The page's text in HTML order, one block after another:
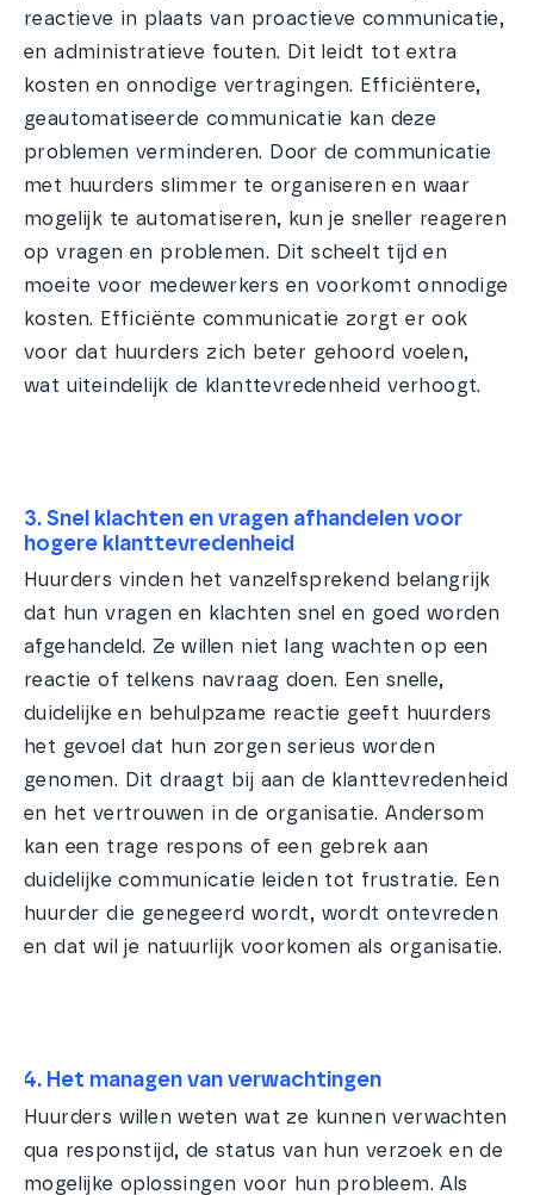
reactieve in plaats van proactieve communicatie,
en administratieve fouten. Dit leidt tot extra
kosten en onnodige vertragingen. Efficiëntere,
geautomatiseerde communicatie kan deze
problemen verminderen. Door de communicatie
met huurders slimmer te organiseren en waar
mogelijk te automatiseren, kun je sneller reageren
op vragen en problemen. Dit scheelt tijd en
moeite voor medewerkers en voorkomt onnodige
kosten. Efficiënte communicatie zorgt er ook
voor dat huurders zich beter gehoord voelen,
wat uiteindelijk de klanttevredenheid verhoogt.
3. Snel klachten en vragen afhandelen voor
hogere klanttevredenheid
Huurders vinden het vanzelfsprekend belangrijk
dat hun vragen en klachten snel en goed worden
afgehandeld. Ze willen niet lang wachten op een
reactie of telkens navraag doen. Een snelle,
duidelijke en behulpzame reactie geeft huurders
het gevoel dat hun zorgen serieus worden
genomen. Dit draagt bij aan de klanttevredenheid
en het vertrouwen in de organisatie. Andersom
kan een trage respons of een gebrek aan
duidelijke communicatie leiden tot frustratie. Een
huurder die genegeerd wordt, wordt ontevreden
en dat wil je natuurlijk voorkomen als organisatie.
4. Het managen van verwachtingen
Huurders willen weten wat ze kunnen verwachten
qua responstijd, de status van hun verzoek en de
mogelijke oplossingen voor hun probleem. Als